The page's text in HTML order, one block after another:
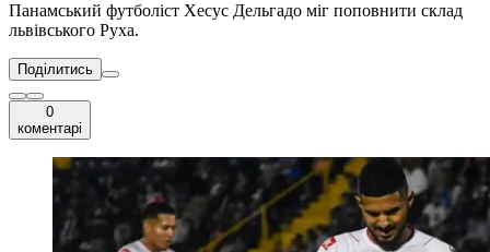
Панамський футболіст Хесус Дельгадо міг поповнити склад
львівського Руха.
Поділитись
0
коментарі